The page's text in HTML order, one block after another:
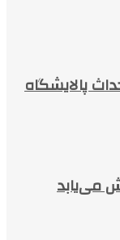
پالایشگاه